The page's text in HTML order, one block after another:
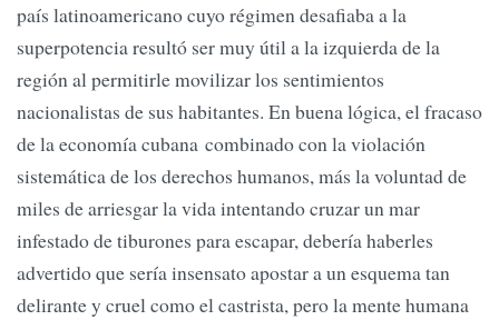
país latinoamericano cuyo régimen desafiaba a la
superpotencia resultó ser muy útil a la izquierda de la
región al permitirle movilizar los sentimientos
nacionalistas de sus habitantes. En buena lógica, el fracaso
de la economía cubana combinado con la violación
sistemática de los derechos humanos, más la voluntad de
miles de arriesgar la vida intentando cruzar un mar
infestado de tiburones para escapar, debería haberles
advertido que sería insensato apostar a un esquema tan
delirante y cruel como el castrista, pero la mente humana